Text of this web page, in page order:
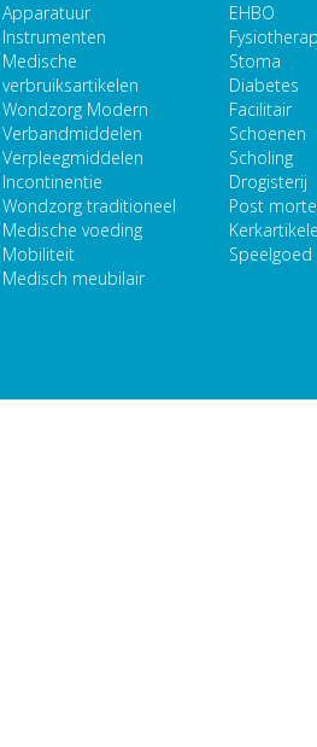
Apparatuur
Instrumenten
Medische
verbruiksartikelen
Wondzorg Modern
Verbandmiddelen
Verpleegmiddelen
Incontinentie
Wondzorg traditioneel
Medische voeding
Mobiliteit
Medisch meubilair
EHBO
Stoma
Diabetes
Facilitair
Schoenen
Scholing
Drogisterij
Post
Speelgoed